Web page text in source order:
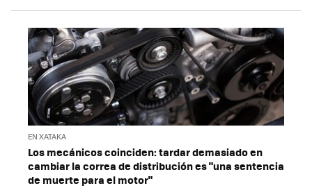
EN XATAKA
Los mecánicos coinciden: tardar demasiado en
cambiar la correa de distribución es "una sentencia
de muerte para el motor"